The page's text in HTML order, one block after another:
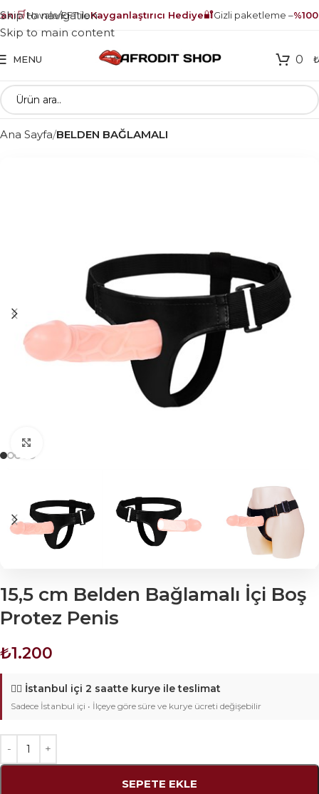
🛒Havale/EFT ileKayganlaştırıcı Hediye🔐Gizli paketleme –%100
Skip to navigation
Skip to main content
MENU 0 ₺
Ana Sayfa BELDEN BAĞLAMALI
15,5 cm Belden Bağlamalı İçi Boş
Protez Penis
₺1.200
🚴‍♂️ İstanbul içi 2 saatte kurye ile teslimat
Sadece İstanbul içi • İlçeye göre süre ve kurye ücreti değişebilir
SEPETE EKLE